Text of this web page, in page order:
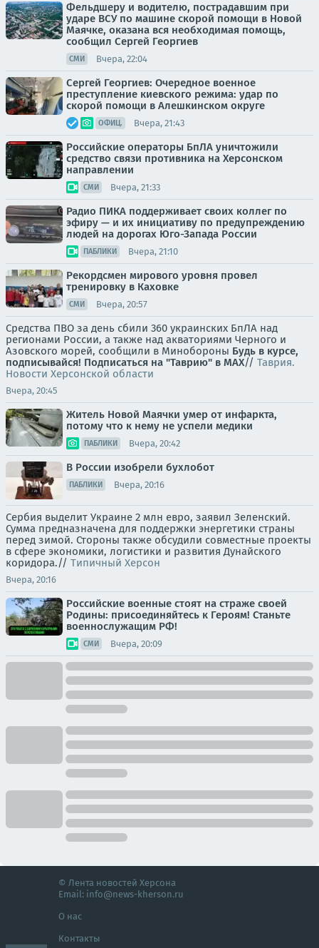
Фельдшеру и водителю, пострадавшим при
ударе ВСУ по машине скорой помощи в Новой
Маячке, оказана вся необходимая помощь,
сообщил Сергей Георгиев
СМИ Вчера, 22:04
Сергей Георгиев: Очередное военное
преступление киевского режима: удар по
скорой помощи в Алешкинском округе
ОФИЦ. Вчера, 21:43
Российские операторы БпЛА уничтожили
средство связи противника на Херсонском
направлении
СМИ Вчера, 21:33
Радио ПИКА поддерживает своих коллег по
эфиру — и их инициативу по предупреждению
людей на дорогах Юго-Запада России
ПАБЛИКИ Вчера, 21:10
Рекордсмен мирового уровня провел
тренировку в Каховке
СМИ Вчера, 20:57
Средства ПВО за день сбили 360 украинских БпЛА над
регионами России, а также над акваториями Черного и
Азовского морей, сообщили в Минобороны Будь в курсе,
подписывайся! Подписаться на "Таврию" в MAX// Таврия.
Новости Херсонской области
Вчера, 20:45
Житель Новой Маячки умер от инфаркта,
потому что к нему не успели медики
ПАБЛИКИ Вчера, 20:42
В России изобрели бухлобот
ПАБЛИКИ Вчера, 20:16
Сербия выделит Украине 2 млн евро, заявил Зеленский.
Сумма предназначена для поддержки энергетики страны
перед зимой. Стороны также обсудили совместные проекты
в сфере экономики, логистики и развития Дунайского
коридора.// Типичный Херсон
Вчера, 20:16
Российские военные стоят на страже своей
Родины: присоединяйтесь к Героям! Станьте
военнослужащим РФ!
СМИ Вчера, 20:09
© Лента новостей Херсона
Email: info@news-kherson.ru
О нас
Контакты